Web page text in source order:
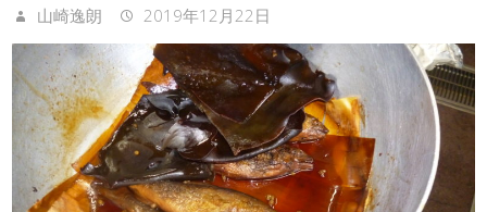
山崎逸朗 2019年12月22日